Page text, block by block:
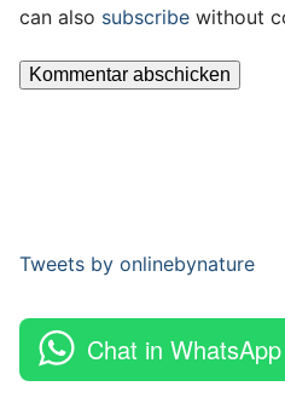
can also subscribe without
Tweets by onlinebynature
Chat in WhatsApp